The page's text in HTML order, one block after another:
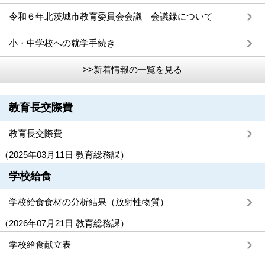
令和６年北茨城市教育委員会会議 会議録について
小・中学校への就学手続き
>>新着情報の一覧を見る
教育長交際費
教育長交際費
（2025年03月11日 教育総務課）
学校給食
学校給食食材の分析結果（放射性物質）
（2026年07月21日 教育総務課）
学校給食献立表